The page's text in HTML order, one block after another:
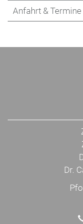
Anfahrt & Termine
Dr.